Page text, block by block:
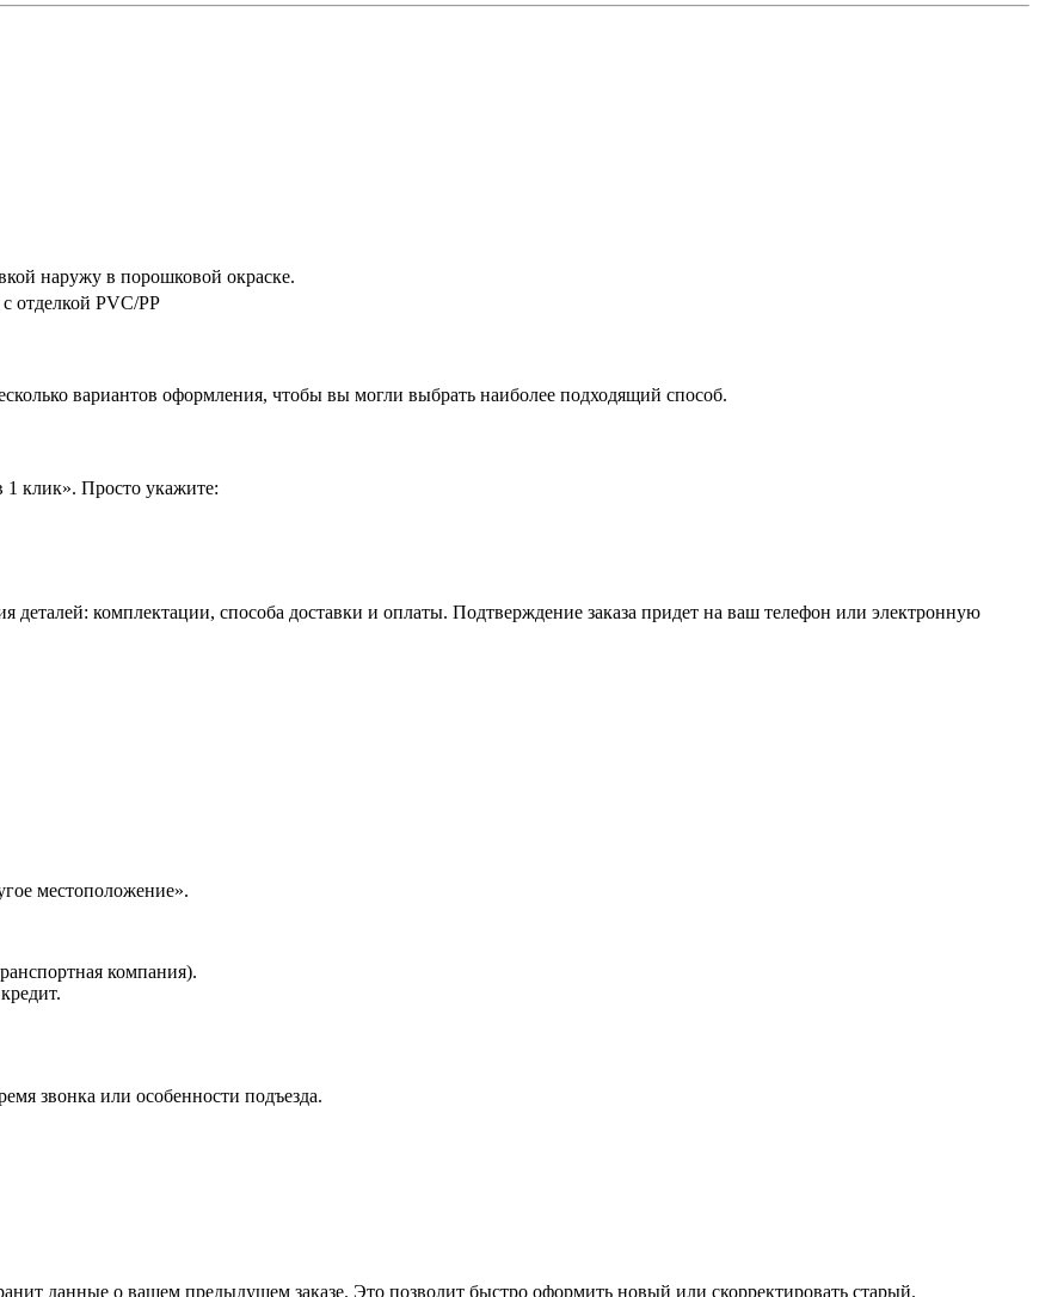
наружу в порошковой окраске.
отделкой PVC/PP
вариантов оформления, чтобы вы могли выбрать наиболее подходящий способ.
клик». Просто укажите:
деталей: комплектации, способа доставки и оплаты. Подтверждение заказа придет на ваш телефон или электронную
местоположение».
компания).
звонка или особенности подъезда.
данные о вашем предыдущем заказе. Это позволит быстро оформить новый или скорректировать старый.